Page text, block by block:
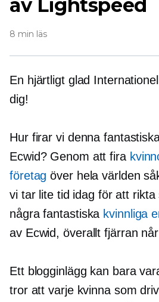
av Lightspeed
8 min läs
En hjärtligt glad
dig!
Hur firar vi denna
Ecwid? Genom att fira
företag över hela världen
vi tar lite tid idag för att
några fantastiska kvinnliga
av Ecwid, överalltfjärran
Ett blogginlägg kan bara
tror att varje kvinna som